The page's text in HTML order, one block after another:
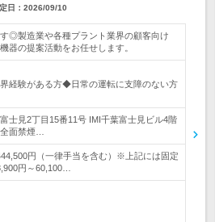
日： 2026/09/10
◎製造業や各種プラント業界の顧客向け
器の提案活動をお任せします。
経験がある方◆日常の運転に支障のない方
士見2丁目15番11号 IMI千葉富士見ビル4階
面禁煙…
円（一律手当を含む）※上記には固定
円～60,100…